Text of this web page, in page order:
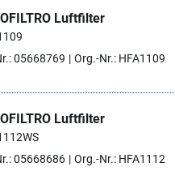
Luftfilter
05668769
Org.-Nr.: HFA1109
Luftfilter
05668686
Org.-Nr.: HFA1112